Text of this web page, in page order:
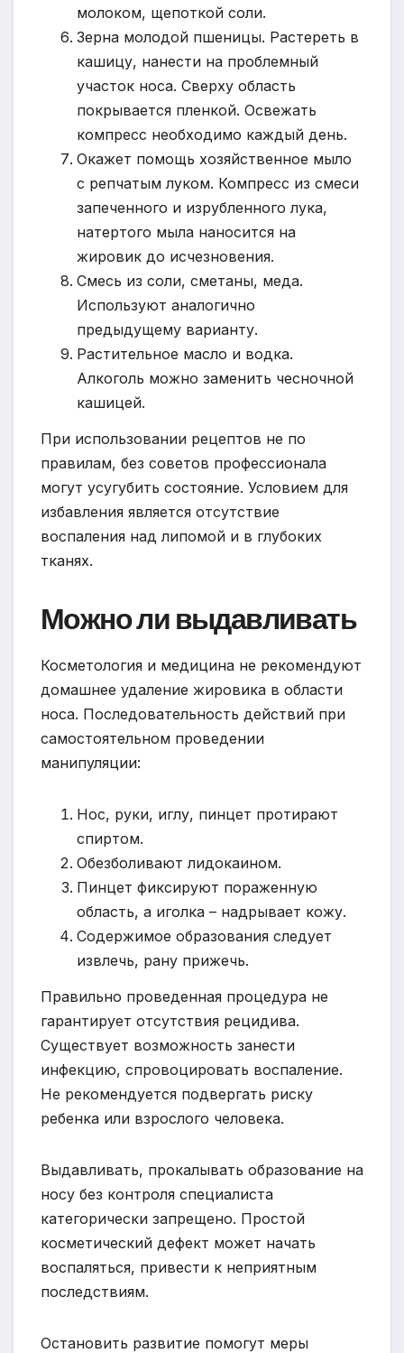
молоком, щепоткой соли.
Зерна молодой пшеницы. Растереть в
кашицу, нанести на проблемный
участок носа. Сверху область
покрывается пленкой. Освежать
компресс необходимо каждый день.
Окажет помощь хозяйственное мыло
с репчатым луком. Компресс из смеси
запеченного и изрубленного лука,
натертого мыла наносится на
жировик до исчезновения.
Смесь из соли, сметаны, меда.
Используют аналогично
предыдущему варианту.
Растительное масло и водка.
Алкоголь можно заменить чесночной
кашицей.
При использовании рецептов не по
правилам, без советов профессионала
могут усугубить состояние. Условием для
избавления является отсутствие
воспаления над липомой и в глубоких
тканях.
Можно ли выдавливать
Косметология и медицина не рекомендуют
домашнее удаление жировика в области
носа. Последовательность действий при
самостоятельном проведении
манипуляции:
Нос, руки, иглу, пинцет протирают
спиртом.
Обезболивают лидокаином.
Пинцет фиксируют пораженную
область, а иголка – надрывает кожу.
Содержимое образования следует
извлечь, рану прижечь.
Правильно проведенная процедура не
гарантирует отсутствия рецидива.
Существует возможность занести
инфекцию, спровоцировать воспаление.
Не рекомендуется подвергать риску
ребенка или взрослого человека.
Выдавливать, прокалывать образование на
носу без контроля специалиста
категорически запрещено. Простой
косметический дефект может начать
воспаляться, привести к неприятным
последствиям.
Остановить развитие помогут меры